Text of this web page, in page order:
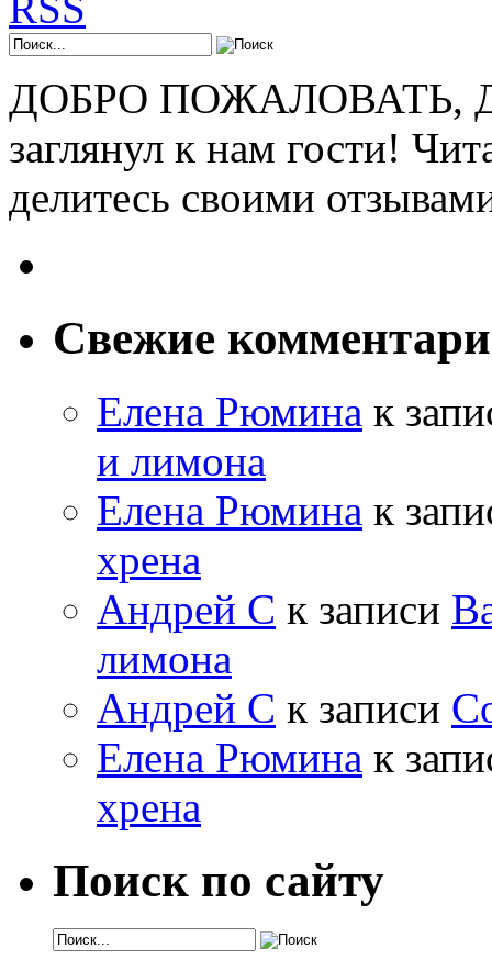
ДОБРО ПОЖАЛОВАТЬ,
заглянул к нам гости!
делитесь своими
Свежие
Елена Рюмина к
и лимона
Елена Рюмина к
хрена
Андрей С к записи
лимона
Андрей С к записи
Елена Рюмина к
хрена
Поиск по сайту